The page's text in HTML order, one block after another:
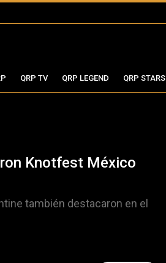
QRP TV QRP LEGEND QRP STARS
Knotfest México
también destacaron en el